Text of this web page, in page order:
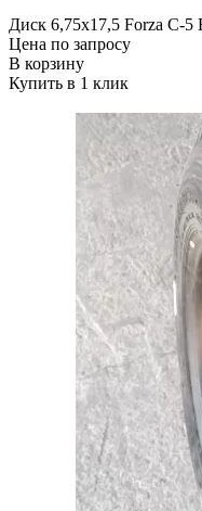
Диск 6,75х17,5 Forza C-
Цена по запросу
В корзину
Купить в 1 клик